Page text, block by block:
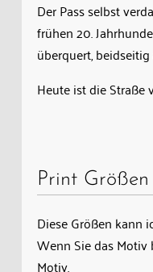
Täler
der
Maurienne
und
verbinden.
Der Pass selbst
frühen 20.
überquert,
Heute ist die Straße
Print Größen
Diese Größen kann
Wenn Sie das
Motiv.